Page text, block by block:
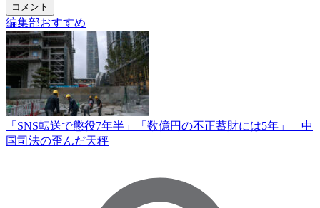
コメント
編集部おすすめ
「SNS転送で懲役7年半」「数億円の不正蓄財には5年」 中
国司法の歪んだ天秤